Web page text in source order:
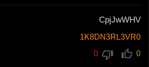
CpjJwWHV
1K8DN3RL3VR0
0